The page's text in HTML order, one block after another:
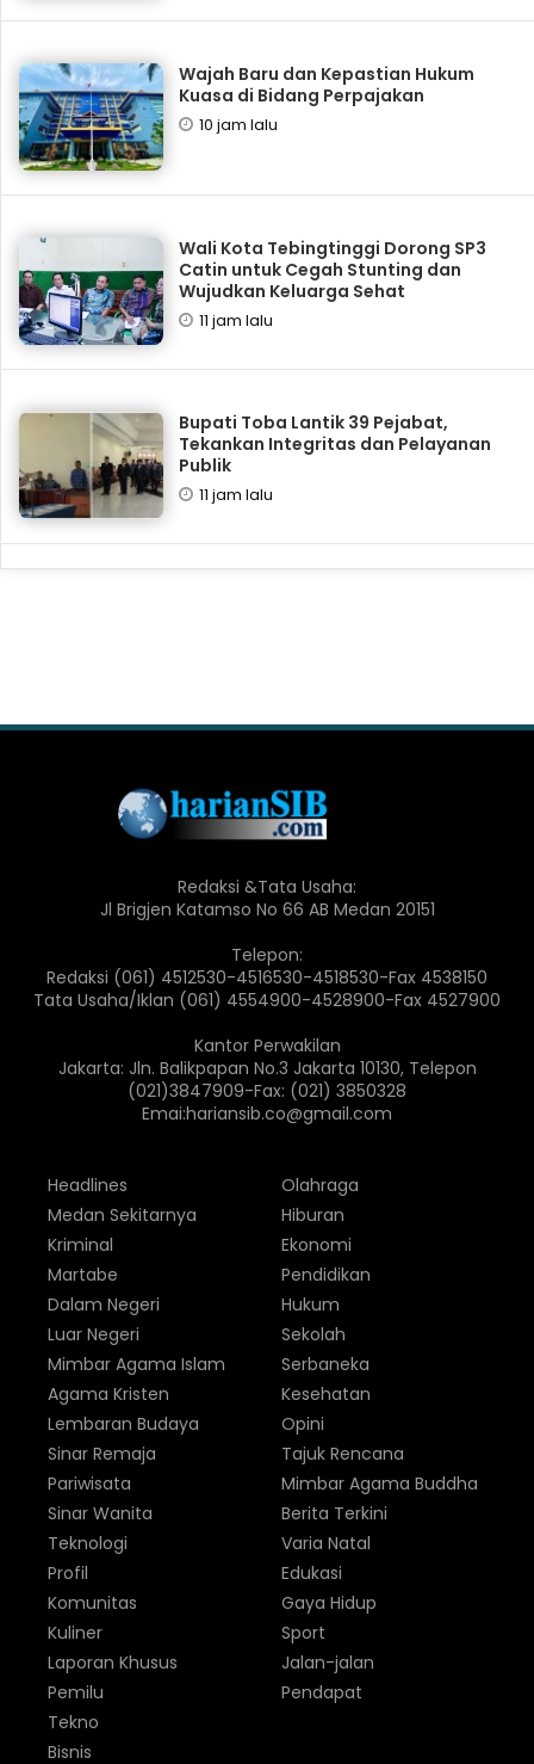
Wajah Baru dan Kepastian Hukum
Kuasa di Bidang Perpajakan
10 jam lalu
Wali Kota Tebingtinggi Dorong SP3
Catin untuk Cegah Stunting dan
Wujudkan Keluarga Sehat
11 jam lalu
Bupati Toba Lantik 39 Pejabat,
Tekankan Integritas dan Pelayanan
Publik
11 jam lalu
Redaksi &Tata Usaha:
Jl Brigjen Katamso No 66 AB Medan 20151
Telepon:
Redaksi (061) 4512530-4516530-4518530-Fax 4538150
Tata Usaha/Iklan (061) 4554900-4528900-Fax 4527900
Kantor Perwakilan
Jakarta: Jln. Balikpapan No.3 Jakarta 10130, Telepon
(021)3847909-Fax: (021) 3850328
Emai:hariansib.co@gmail.com
Headlines
Medan Sekitarnya
Kriminal
Martabe
Dalam Negeri
Luar Negeri
Olahraga
Hiburan
Ekonomi
Pendidikan
Hukum
Sekolah
Mimbar Agama Islam
Agama Kristen
Lembaran Budaya
Sinar Remaja
Pariwisata
Sinar Wanita
Serbaneka
Kesehatan
Opini
Tajuk Rencana
Mimbar Agama Buddha
Berita Terkini
Teknologi
Profil
Komunitas
Kuliner
Laporan Khusus
Pemilu
Varia Natal
Edukasi
Gaya Hidup
Sport
Jalan-jalan
Pendapat
Tekno
Bisnis